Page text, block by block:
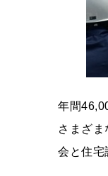
年間
さまざ
会と住宅